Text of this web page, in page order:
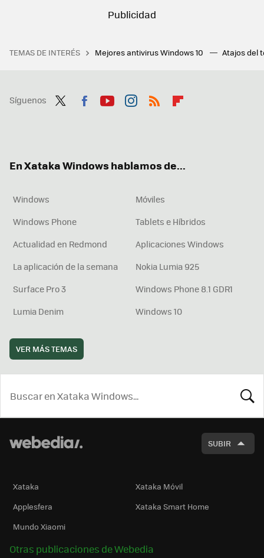
TEMAS DE INTERÉS Mejores antivirus Windows 10 Atajos del
Síguenos
En Xataka Windows hablamos de...
Windows
Móviles
Windows Phone
Tablets e Híbridos
Actualidad en Redmond
Aplicaciones Windows
La aplicación de la semana
Nokia Lumia 925
Surface Pro 3
Windows Phone 8.1 GDR1
Lumia Denim
Windows 10
VER MÁS TEMAS
SUBIR
Xataka
Xataka Móvil
Applesfera
Xataka Smart Home
Mundo Xiaomi
Otras publicaciones de Webedia